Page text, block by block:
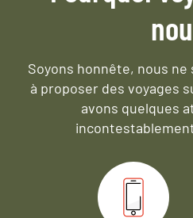
Soyons honnête, nous ne
à proposer des voyages
avons quelques